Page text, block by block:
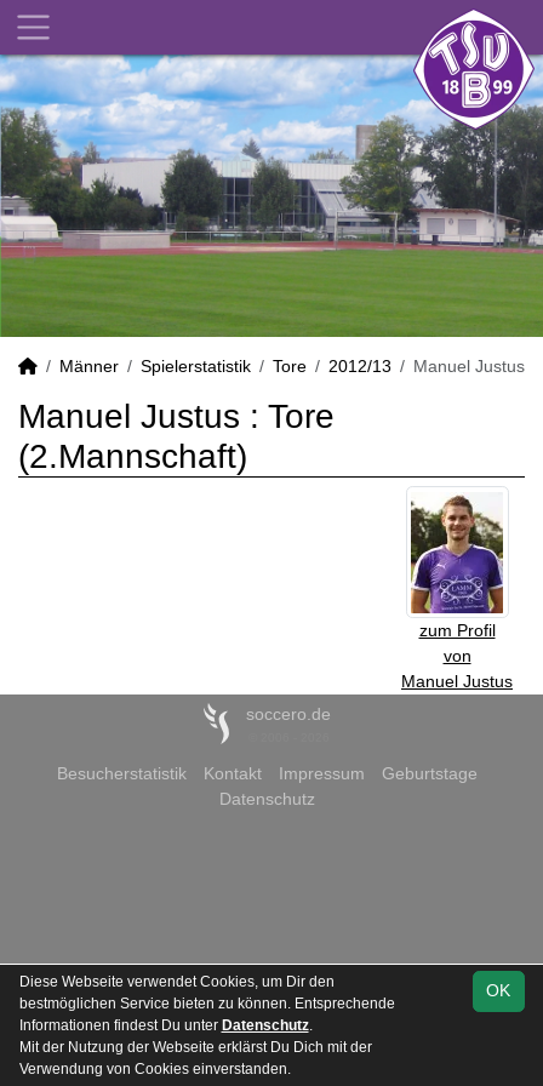
Männer Spielerstatistik Tore 2012/13 Manuel Justus
Manuel Justus : Tore
(2.Mannschaft)
zum Profil
von
Manuel Justus
soccero.de
Besucherstatistik Kontakt Impressum
Geburtstage
Datenschutz
OK
Diese Webseite verwendet Cookies, um Dir den
bestmöglichen Service bieten zu können. Entsprechende
Informationen findest Du unter Datenschutz.
Mit der Nutzung der Webseite erklärst Du Dich mit der
Verwendung von Cookies einverstanden.